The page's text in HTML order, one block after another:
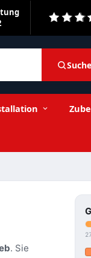
. Sie